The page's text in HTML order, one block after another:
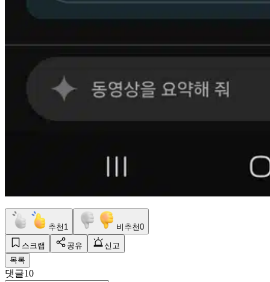
추천 1 비추천0
스크랩 공유
신고
목록
댓글10